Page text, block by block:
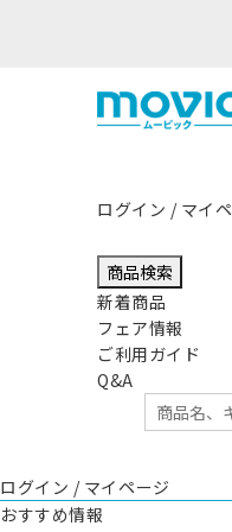
ログイン / マイ
商品検索
新着商品
フェア情報
ご利用ガイド
Q&A
ログイン / マイページ
おすすめ情報